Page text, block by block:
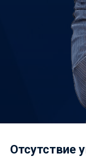
Отсутствие